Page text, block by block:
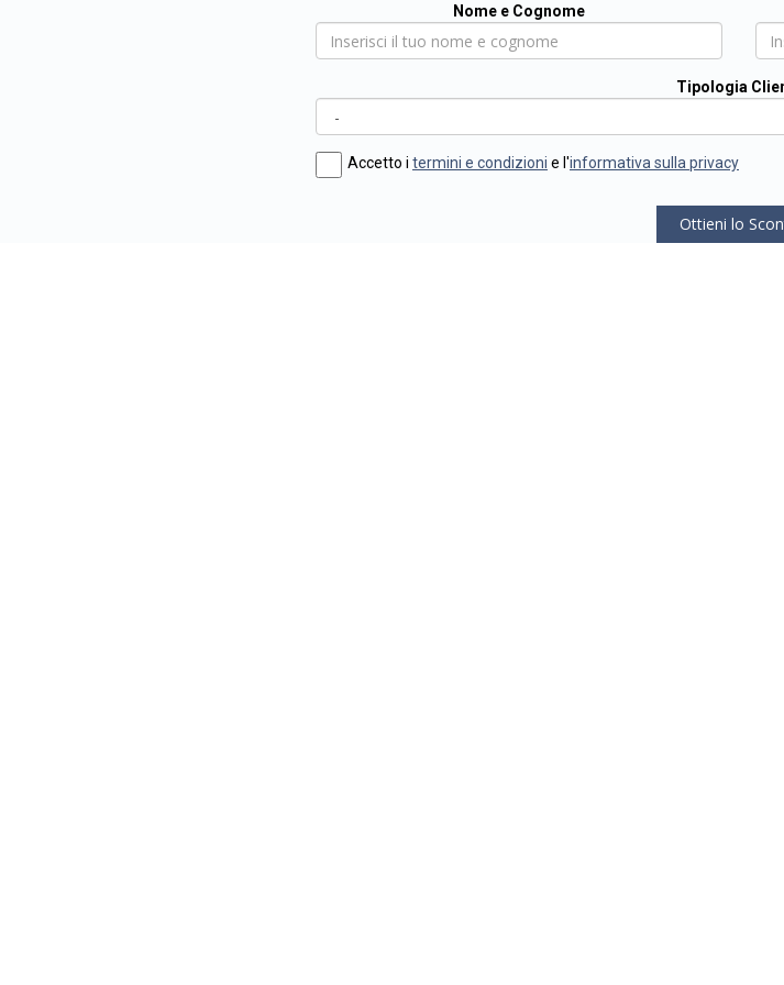
Nome e Cognome
Tipologia
Accetto i termini e condizioni e l'informativa sulla privacy
Ottieni lo